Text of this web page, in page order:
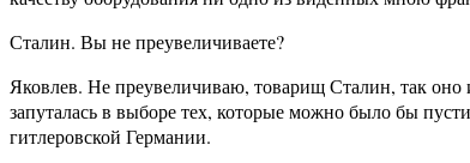
Сталин. Вы не преувеличиваете?
Яковлев. Не преувеличиваю, товарищ Сталин, так оно
запуталась в выборе тех, которые можно было бы
гитлеровской Германии.